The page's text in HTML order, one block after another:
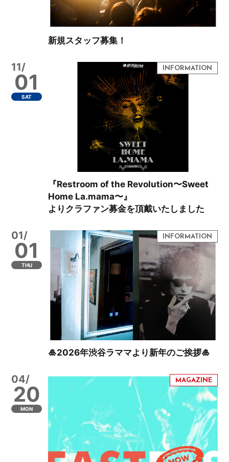
新規スタッフ募集！
11/
01
SAT
『Restroom of the Revolution〜Sweet
Home La.mama〜』
よりクラファン募金を頂戴いたしました
01/
01
THU
🎍2026年渋谷ラママより新年のご挨拶🎍
04/
20
MON